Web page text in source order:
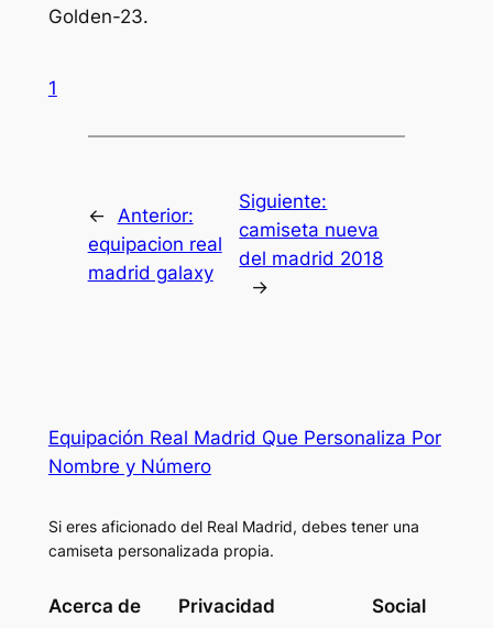
Golden-23.
1
← Anterior:
equipacion real
madrid galaxy
Siguiente:
camiseta nueva
del madrid 2018
→
Equipación Real Madrid Que Personaliza Por
Nombre y Número
Si eres aficionado del Real Madrid, debes tener una
camiseta personalizada propia.
Acerca de Privacidad Social